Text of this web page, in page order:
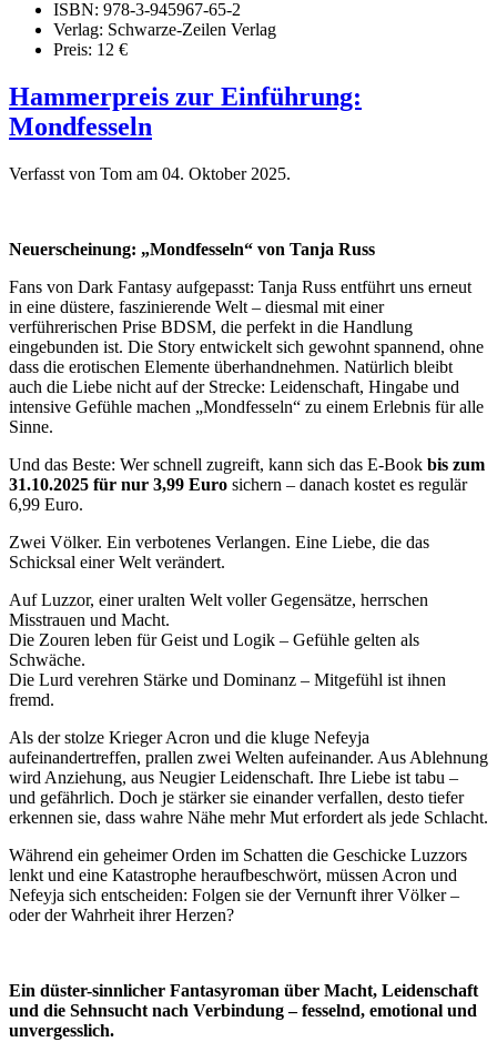
ISBN: 978-3-945967-65-2
Verlag: Schwarze-Zeilen Verlag
Preis: 12 €
Hammerpreis zur Einführung:
Mondfesseln
Verfasst von Tom am 04. Oktober 2025.
Neuerscheinung: „Mondfesseln“ von Tanja Russ
Fans von Dark Fantasy aufgepasst: Tanja Russ entführt uns erneut
in eine düstere, faszinierende Welt – diesmal mit einer
verführerischen Prise BDSM, die perfekt in die Handlung
eingebunden ist. Die Story entwickelt sich gewohnt spannend, ohne
dass die erotischen Elemente überhandnehmen. Natürlich bleibt
auch die Liebe nicht auf der Strecke: Leidenschaft, Hingabe und
intensive Gefühle machen „Mondfesseln“ zu einem Erlebnis für alle
Sinne.
Und das Beste: Wer schnell zugreift, kann sich das E-Book bis zum
31.10.2025 für nur 3,99 Euro sichern – danach kostet es regulär
6,99 Euro.
Zwei Völker. Ein verbotenes Verlangen. Eine Liebe, die das
Schicksal einer Welt verändert.
Auf Luzzor, einer uralten Welt voller Gegensätze, herrschen
Misstrauen und Macht.
Die Zouren leben für Geist und Logik – Gefühle gelten als
Schwäche.
Die Lurd verehren Stärke und Dominanz – Mitgefühl ist ihnen
fremd.
Als der stolze Krieger Acron und die kluge Nefeyja
aufeinandertreffen, prallen zwei Welten aufeinander. Aus Ablehnung
wird Anziehung, aus Neugier Leidenschaft. Ihre Liebe ist tabu –
und gefährlich. Doch je stärker sie einander verfallen, desto tiefer
erkennen sie, dass wahre Nähe mehr Mut erfordert als jede Schlacht.
Während ein geheimer Orden im Schatten die Geschicke Luzzors
lenkt und eine Katastrophe heraufbeschwört, müssen Acron und
Nefeyja sich entscheiden: Folgen sie der Vernunft ihrer Völker –
oder der Wahrheit ihrer Herzen?
Ein düster-sinnlicher Fantasyroman über Macht, Leidenschaft
und die Sehnsucht nach Verbindung – fesselnd, emotional und
unvergesslich.